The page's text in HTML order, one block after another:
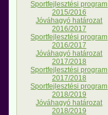
Sportfejlesztési program
2015/2016
Jóváhagyó határozat
2016/2017
Sportfejlesztési program
2016/2017
Jóváhagyó határozat
2017/2018
Sportfejlesztési program
2017/2018
Sportfejlesztési program
2018/2019
Jóváhagyó határozat
2018/2019